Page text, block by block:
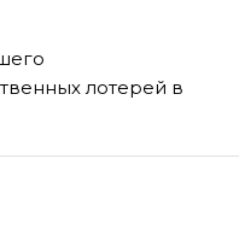
лотерей в